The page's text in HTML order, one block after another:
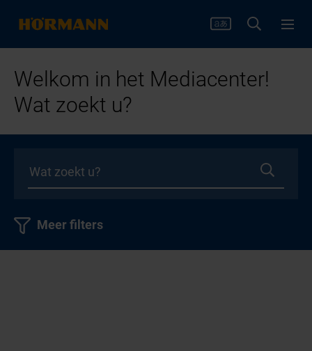
Welkom in het Mediacenter!
Wat zoekt u?
Meer filters